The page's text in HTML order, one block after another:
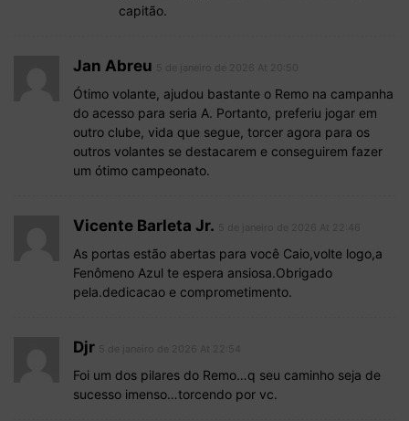
capitão.
Jan Abreu
Ótimo volante, ajudou bastante o Remo na campanha
do acesso para seria A. Portanto, preferiu jogar em
outro clube, vida que segue, torcer agora para os
outros volantes se destacarem e conseguirem fazer
um ótimo campeonato.
Vicente Barleta Jr.
As portas estão abertas para você Caio,volte logo,a
Fenômeno Azul te espera ansiosa.Obrigado
pela.dedicacao e comprometimento.
Djr
Foi um dos pilares do Remo…q seu caminho seja de
sucesso imenso…torcendo por vc.